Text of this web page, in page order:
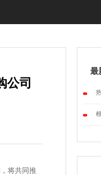
公司
将共同推
最
1
2